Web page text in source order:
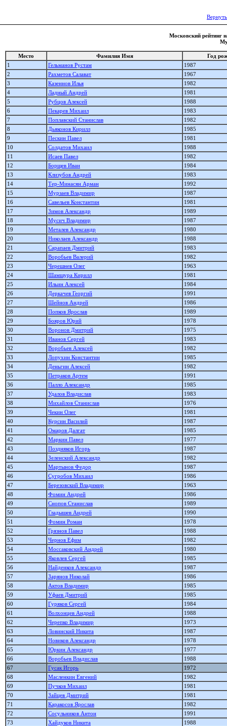
Московский рейтинг
Место Фамилия Имя
Год
1
Гельманов Рустам
1987
2
Рахметов Салават
1967
3
Казеннов Илья
1982
4
Ладный Андрей
1981
5
Рубцов Алексей
1988
6
Пекарев Михаил
1983
7
Поплавский Станислав
1982
8
Дьяконов Кирилл
1985
9
Пескин Павел
1981
10
Солдатов Михаил
1988
11
Исаев Павел
1982
12
Борщев Иван
1984
13
Клизубов Андрей
1983
14
Тер-Минасян Арман
1992
15
Мурзаев Владимир
1987
16
Савельев Константин
1981
17
Зимов Александр
1989
18
Мусич Владимир
1987
19
Металев Александр
1980
20
Николаев Александр
1988
21
Сарапаев Дмитрий
1983
22
Воробьев Валерий
1982
23
Черешнев Олег
1963
24
Шамшура Кирилл
1981
25
Ильин Алексей
1984
26
Деркачев Георгий
1991
27
Шейнов Андрей
1986
28
Попков Ярослав
1989
29
Бояров Юрий
1978
30
Воронов Дмитрий
1975
31
Иванов Сергей
1983
32
Воробьев Алексей
1982
33
Лопухин Константин
1985
34
Деньгин Алексей
1982
35
Петраков Артем
1991
36
Палло Александр
1985
37
Удалов Владислав
1983
38
Михайлов Станислав
1976
39
Чекин Олег
1981
40
Курсин Василий
1987
41
Омаров Далгат
1985
42
Маркин Павел
1977
43
Поздняков Игорь
1987
44
Зеленский Александр
1982
45
Мартынов Федор
1987
46
Сугробов Михаил
1986
47
Березовский Владимир
1963
48
Фомин Андрей
1986
49
Снопов Станислав
1989
50
Гладышев Андрей
1990
51
Фомин Роман
1978
52
Грязнов Павел
1988
53
Чернов Ефим
1982
54
Моссаковский Андрей
1980
55
Яковлев Сергей
1985
56
Найденков Александр
1987
57
Зарянов Николай
1986
58
Актов Владимир
1985
59
Уфаев Дмитрий
1985
60
Гуряков Сергей
1984
61
Волхонцев Андрей
1988
62
Черепко Владимир
1973
63
Ловинский Никита
1987
64
Новиков Александр
1978
65
Юркин Александр
1977
66
Воробьев Владислав
1988
67
Гусак Игорь
1972
68
Масленкин Евгений
1982
69
Пучков Михаил
1981
70
Зайцев Дмитрий
1981
71
Каракосов Ярослав
1982
72
Сосульников Антон
1991
73
Хайдуков Никита
1988